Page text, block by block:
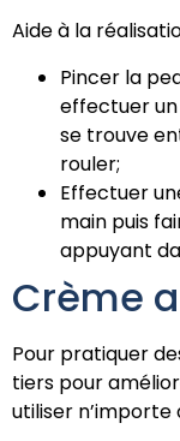
Aide à la
Pincer la
effectuer
se trouve
rouler;
Effectuer
main puis
appuyant
Crème
Pour pratiquer
tiers pour
utiliser